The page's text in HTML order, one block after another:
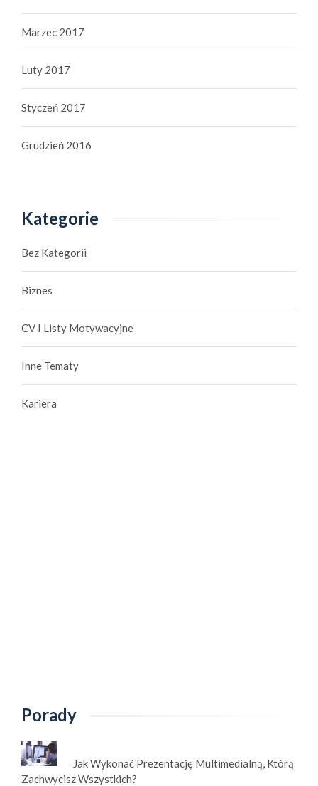
Marzec 2017
Luty 2017
Styczeń 2017
Grudzień 2016
Kategorie
Bez Kategorii
Biznes
CV I Listy Motywacyjne
Inne Tematy
Kariera
Porady
Jak Wykonać Prezentację Multimedialną, Którą
Zachwycisz Wszystkich?